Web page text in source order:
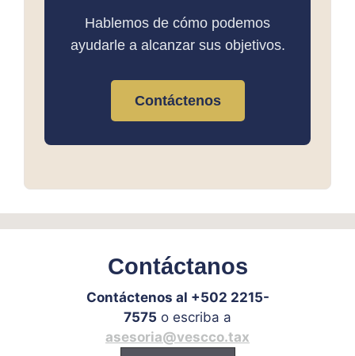
Hablemos de cómo podemos
ayudarle a alcanzar sus objetivos.
Contáctenos
Contáctanos
Contáctenos al +502 2215-
7575 o escriba a
asesoria@vescco.tax